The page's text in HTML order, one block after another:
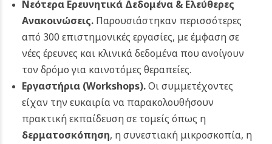
Νεότερα Ερευνητικά Δεδομένα & Ελεύθερες
Ανακοινώσεις. Παρουσιάστηκαν περισσότερες
από 300 επιστημονικές εργασίες, με έμφαση σε
νέες έρευνες και κλινικά δεδομένα που ανοίγουν
τον δρόμο για καινοτόμες θεραπείες.
Εργαστήρια (Workshops).Οι συμμετέχοντες
είχαν την ευκαιρία να παρακολουθήσουν
πρακτική εκπαίδευση σε τομείς όπως η
δερματοσκόπηση, η συνεστιακή μικροσκοπία, η